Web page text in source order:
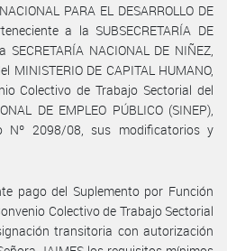
PARA EL DESARROLLO DE
a la SUBSECRETARÍA DE
SECRETARÍA NACIONAL DE NIÑEZ,
MINISTERIO DE CAPITAL HUMANO,
Colectivo de Trabajo Sectorial del
DE EMPLEO PÚBLICO (SINEP),
Nº 2098/08, sus modificatorios y
pago del Suplemento por Función
Colectivo de Trabajo Sectorial
transitoria con autorización